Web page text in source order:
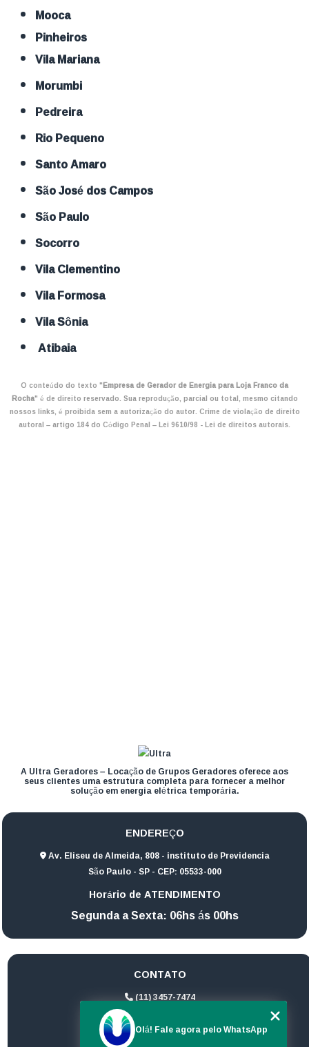
Mooca
Pinheiros
Vila Mariana
Morumbi
Pedreira
Rio Pequeno
Santo Amaro
São José dos Campos
São Paulo
Socorro
Vila Clementino
Vila Formosa
Vila Sônia
Atibaia
O conteúdo do texto "Empresa de Gerador de Energia para Loja Franco da
Rocha" é de direito reservado. Sua reprodução, parcial ou total, mesmo citando
nossos links, é proibida sem a autorização do autor. Crime de violação de direito
autoral – artigo 184 do Código Penal –Lei 9610/98 - Lei de direitos autorais.
A Ultra Geradores – Locação de Grupos Geradores oferece aos
seus clientes uma estrutura completa para fornecer a melhor
solução em energia elétrica temporária.
ENDEREÇO
Av. Eliseu de Almeida, 808 - instituto de Previdencia
São Paulo - SP - CEP: 05533-000
Horário de ATENDIMENTO
Segunda a Sexta: 06hs ás 00hs
CONTATO
(11) 3457-7474
(11) 94172-1974
contato@ultrageradores.com
Olá! Fale agora pelo WhatsApp